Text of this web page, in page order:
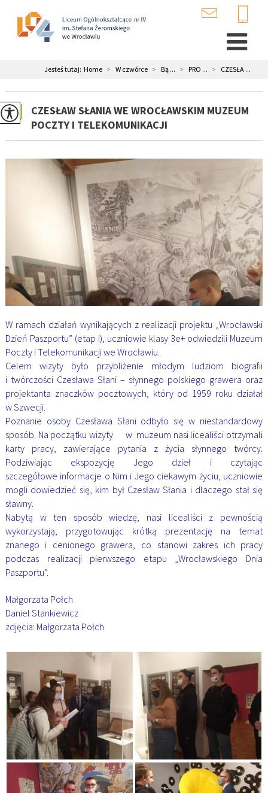
Jesteś tutaj: Home > W czwórce > Bą ... > PRO ... > CZESŁA ...
CZESŁAW SŁANIA WE WROCŁAWSKIM MUZEUM
POCZTY I TELEKOMUNIKACJI
W ramach działań wynikających z realizacji projektu „Wrocławski
Dzień Paszportu” (etap I), uczniowie klasy 3e+ odwiedzili Muzeum
Poczty i Telekomunikacji we Wrocławiu.
Celem wizyty było przybliżenie młodym ludziom biografii
i twórczości Czesława Słani – słynnego polskiego grawera oraz
projektanta znaczków pocztowych, który od 1959 roku działał
w Szwecji.
Poznanie osoby Czesława Słani odbyło się w niestandardowy
sposób. Na początku wizyty w muzeum nasi licealiści otrzymali
karty pracy, zawierające pytania z życia słynnego twórcy.
Podziwiając ekspozycję Jego dzieł i czytając
szczegółowe informacje o Nim i Jego ciekawym życiu, uczniowie
mogli dowiedzieć się, kim był Czesław Słania i dlaczego stał się
sławny.
Nabytą w ten sposób wiedzę, nasi licealiści z pewnością
wykorzystają, przygotowując krótką prezentację na temat
znanego i cenionego grawera, co stanowi zakres ich pracy
podczas realizacji pierwszego etapu „Wrocławskiego Dnia
Paszportu”.
Małgorzata Połch
Daniel Stankiewicz
zdjęcia: Małgorzata Połch